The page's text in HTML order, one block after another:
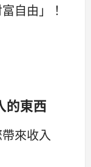
自由」！
的東西
來收入